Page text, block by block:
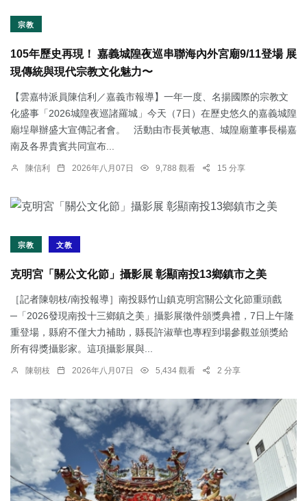
宗教
105年歷史再現！ 嘉義城隍夜巡串聯海內外宮廟9/11登場 展
現傳統與現代宗教文化魅力〜
【雲嘉特派員陳信利／嘉義市報導】一年一度、名揚國際的宗教文
化盛事「2026城隍夜巡諸羅城」今天（7日）在歷史悠久的嘉義城隍
廟埕舉辦盛大宣傳記者會。 活動由市長黃敏惠、城隍廟董事長楊嘉
南及各界貴賓共同宣布...
陳信利 2026年八月07日 9,788 觀看 15 分享
宗教 文教
克明宮「關公文化節」攝影展 彰顯南投13鄉鎮市之美
［記者陳朝枝/南投報導］南投縣竹山鎮克明宮關公文化節重頭戲
─「2026發現南投十三鄉鎮之美」攝影展徵件頒獎典禮，7日上午隆
重登場，縣府不僅大力補助，縣長許淑華也專程到場參觀並頒獎給
所有得獎攝影家。這項攝影展與...
陳朝枝 2026年八月07日 5,434 觀看 2 分享